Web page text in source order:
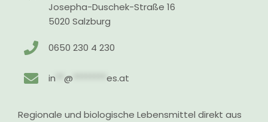
Josepha-Duschek-Straße 16
5020 Salzburg
0650 230 4 230
in **@ ********es.at
Regionale und biologische Lebensmittel direkt aus